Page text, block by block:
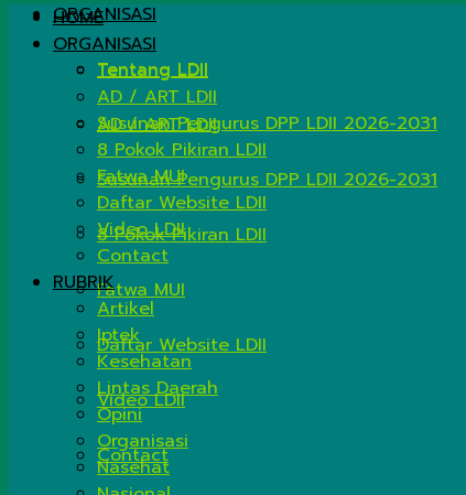
ORGANISASI
Tentang LDII
AD / ART LDII
Susunan Pengurus DPP LDII 2026-2031
8 Pokok Pikiran LDII
Fatwa MUI
Daftar Website LDII
Video LDII
Contact
HOME
ORGANISASI
Tentang LDII
AD / ART LDII
Susunan Pengurus DPP LDII 2026-2031
8 Pokok Pikiran LDII
Fatwa MUI
Daftar Website LDII
Video LDII
Contact
RUBRIK
Artikel
Iptek
Kesehatan
Lintas Daerah
Opini
Organisasi
Nasehat